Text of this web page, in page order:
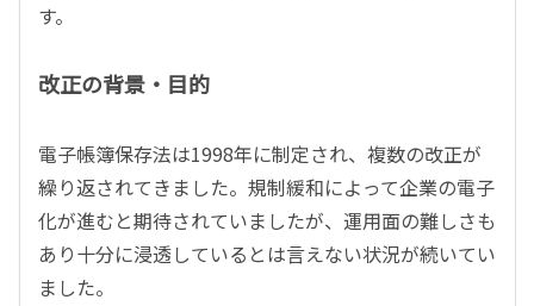
す。
改正の背景・目的
電子帳簿保存法は1998年に制定され、複数の改正が
繰り返されてきました。規制緩和によって企業の電子
化が進むと期待されていましたが、運用面の難しさも
あり十分に浸透しているとは言えない状況が続いてい
ました。